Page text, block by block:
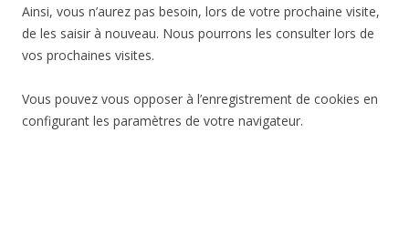
Ainsi, vous n’aurez pas besoin, lors de votre prochaine visite,
de les saisir à nouveau. Nous pourrons les consulter lors de
vos prochaines visites.
Vous pouvez vous opposer à l’enregistrement de cookies en
configurant les paramètres de votre navigateur.